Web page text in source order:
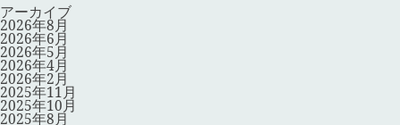
アーカイブ
2026年8月
2026年6月
2026年5月
2026年4月
2026年2月
2025年11月
2025年10月
2025年8月